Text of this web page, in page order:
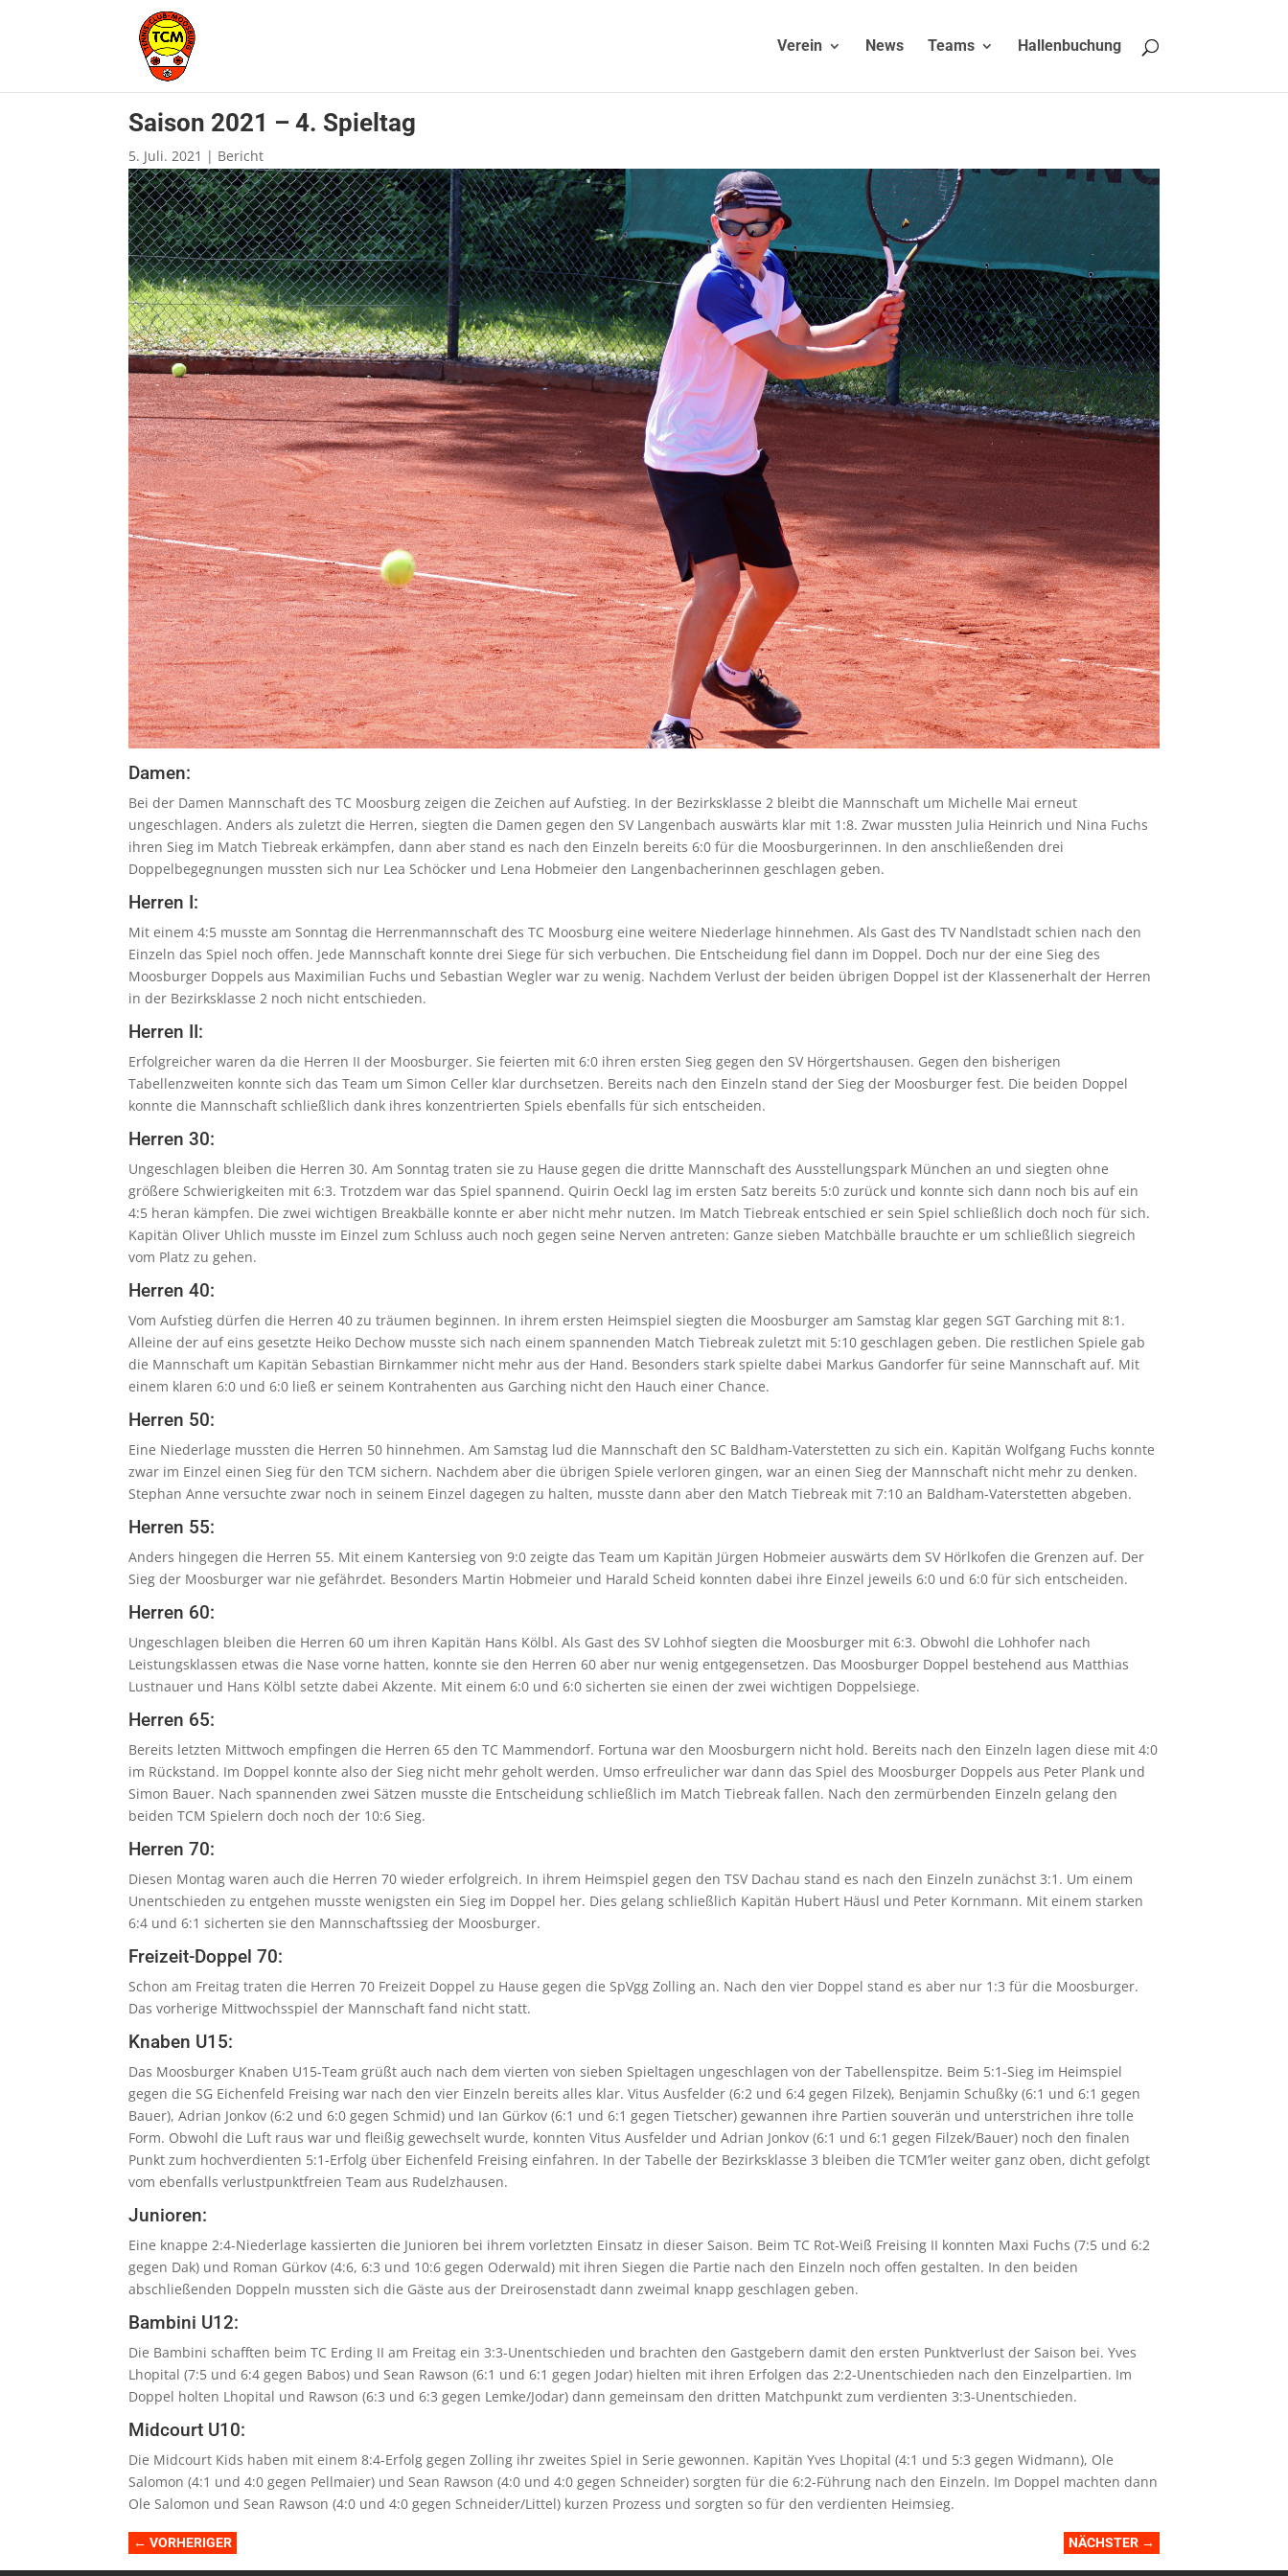
Verein News Teams Hallenbuchung
Saison 2021 – 4. Spieltag
5. Juli. 2021 | Bericht
Damen:
Bei der Damen Mannschaft des TC Moosburg zeigen die Zeichen auf Aufstieg. In der Bezirksklasse 2 bleibt die Mannschaft um Michelle Mai erneut
ungeschlagen. Anders als zuletzt die Herren, siegten die Damen gegen den SV Langenbach auswärts klar mit 1:8. Zwar mussten Julia Heinrich und Nina Fuchs
ihren Sieg im Match Tiebreak erkämpfen, dann aber stand es nach den Einzeln bereits 6:0 für die Moosburgerinnen. In den anschließenden drei
Doppelbegegnungen mussten sich nur Lea Schöcker und Lena Hobmeier den Langenbacherinnen geschlagen geben.
Herren I:
Mit einem 4:5 musste am Sonntag die Herrenmannschaft des TC Moosburg eine weitere Niederlage hinnehmen. Als Gast des TV Nandlstadt schien nach den
Einzeln das Spiel noch offen. Jede Mannschaft konnte drei Siege für sich verbuchen. Die Entscheidung fiel dann im Doppel. Doch nur der eine Sieg des
Moosburger Doppels aus Maximilian Fuchs und Sebastian Wegler war zu wenig. Nachdem Verlust der beiden übrigen Doppel ist der Klassenerhalt der Herren
in der Bezirksklasse 2 noch nicht entschieden.
Herren II:
Erfolgreicher waren da die Herren II der Moosburger. Sie feierten mit 6:0 ihren ersten Sieg gegen den SV Hörgertshausen. Gegen den bisherigen
Tabellenzweiten konnte sich das Team um Simon Celler klar durchsetzen. Bereits nach den Einzeln stand der Sieg der Moosburger fest. Die beiden Doppel
konnte die Mannschaft schließlich dank ihres konzentrierten Spiels ebenfalls für sich entscheiden.
Herren 30:
Ungeschlagen bleiben die Herren 30. Am Sonntag traten sie zu Hause gegen die dritte Mannschaft des Ausstellungspark München an und siegten ohne
größere Schwierigkeiten mit 6:3. Trotzdem war das Spiel spannend. Quirin Oeckl lag im ersten Satz bereits 5:0 zurück und konnte sich dann noch bis auf ein
4:5 heran kämpfen. Die zwei wichtigen Breakbälle konnte er aber nicht mehr nutzen. Im Match Tiebreak entschied er sein Spiel schließlich doch noch für sich.
Kapitän Oliver Uhlich musste im Einzel zum Schluss auch noch gegen seine Nerven antreten: Ganze sieben Matchbälle brauchte er um schließlich siegreich
vom Platz zu gehen.
Herren 40:
Vom Aufstieg dürfen die Herren 40 zu träumen beginnen. In ihrem ersten Heimspiel siegten die Moosburger am Samstag klar gegen SGT Garching mit 8:1.
Alleine der auf eins gesetzte Heiko Dechow musste sich nach einem spannenden Match Tiebreak zuletzt mit 5:10 geschlagen geben. Die restlichen Spiele gab
die Mannschaft um Kapitän Sebastian Birnkammer nicht mehr aus der Hand. Besonders stark spielte dabei Markus Gandorfer für seine Mannschaft auf. Mit
einem klaren 6:0 und 6:0 ließ er seinem Kontrahenten aus Garching nicht den Hauch einer Chance.
Herren 50:
Eine Niederlage mussten die Herren 50 hinnehmen. Am Samstag lud die Mannschaft den SC Baldham-Vaterstetten zu sich ein. Kapitän Wolfgang Fuchs konnte
zwar im Einzel einen Sieg für den TCM sichern. Nachdem aber die übrigen Spiele verloren gingen, war an einen Sieg der Mannschaft nicht mehr zu denken.
Stephan Anne versuchte zwar noch in seinem Einzel dagegen zu halten, musste dann aber den Match Tiebreak mit 7:10 an Baldham-Vaterstetten abgeben.
Herren 55:
Anders hingegen die Herren 55. Mit einem Kantersieg von 9:0 zeigte das Team um Kapitän Jürgen Hobmeier auswärts dem SV Hörlkofen die Grenzen auf. Der
Sieg der Moosburger war nie gefährdet. Besonders Martin Hobmeier und Harald Scheid konnten dabei ihre Einzel jeweils 6:0 und 6:0 für sich entscheiden.
Herren 60:
Ungeschlagen bleiben die Herren 60 um ihren Kapitän Hans Kölbl. Als Gast des SV Lohhof siegten die Moosburger mit 6:3. Obwohl die Lohhofer nach
Leistungsklassen etwas die Nase vorne hatten, konnte sie den Herren 60 aber nur wenig entgegensetzen. Das Moosburger Doppel bestehend aus Matthias
Lustnauer und Hans Kölbl setzte dabei Akzente. Mit einem 6:0 und 6:0 sicherten sie einen der zwei wichtigen Doppelsiege.
Herren 65:
Bereits letzten Mittwoch empfingen die Herren 65 den TC Mammendorf. Fortuna war den Moosburgern nicht hold. Bereits nach den Einzeln lagen diese mit 4:0
im Rückstand. Im Doppel konnte also der Sieg nicht mehr geholt werden. Umso erfreulicher war dann das Spiel des Moosburger Doppels aus Peter Plank und
Simon Bauer. Nach spannenden zwei Sätzen musste die Entscheidung schließlich im Match Tiebreak fallen. Nach den zermürbenden Einzeln gelang den
beiden TCM Spielern doch noch der 10:6 Sieg.
Herren 70:
Diesen Montag waren auch die Herren 70 wieder erfolgreich. In ihrem Heimspiel gegen den TSV Dachau stand es nach den Einzeln zunächst 3:1. Um einem
Unentschieden zu entgehen musste wenigsten ein Sieg im Doppel her. Dies gelang schließlich Kapitän Hubert Häusl und Peter Kornmann. Mit einem starken
6:4 und 6:1 sicherten sie den Mannschaftssieg der Moosburger.
Freizeit-Doppel 70:
Schon am Freitag traten die Herren 70 Freizeit Doppel zu Hause gegen die SpVgg Zolling an. Nach den vier Doppel stand es aber nur 1:3 für die Moosburger.
Das vorherige Mittwochsspiel der Mannschaft fand nicht statt.
Knaben U15:
Das Moosburger Knaben U15-Team grüßt auch nach dem vierten von sieben Spieltagen ungeschlagen von der Tabellenspitze. Beim 5:1-Sieg im Heimspiel
gegen die SG Eichenfeld Freising war nach den vier Einzeln bereits alles klar. Vitus Ausfelder (6:2 und 6:4 gegen Filzek), Benjamin Schußky (6:1 und 6:1 gegen
Bauer), Adrian Jonkov (6:2 und 6:0 gegen Schmid) und Ian Gürkov (6:1 und 6:1 gegen Tietscher) gewannen ihre Partien souverän und unterstrichen ihre tolle
Form. Obwohl die Luft raus war und fleißig gewechselt wurde, konnten Vitus Ausfelder und Adrian Jonkov (6:1 und 6:1 gegen Filzek/Bauer) noch den finalen
Punkt zum hochverdienten 5:1-Erfolg über Eichenfeld Freising einfahren. In der Tabelle der Bezirksklasse 3 bleiben die TCM’ler weiter ganz oben, dicht gefolgt
vom ebenfalls verlustpunktfreien Team aus Rudelzhausen.
Junioren:
Eine knappe 2:4-Niederlage kassierten die Junioren bei ihrem vorletzten Einsatz in dieser Saison. Beim TC Rot-Weiß Freising II konnten Maxi Fuchs (7:5 und 6:2
gegen Dak) und Roman Gürkov (4:6, 6:3 und 10:6 gegen Oderwald) mit ihren Siegen die Partie nach den Einzeln noch offen gestalten. In den beiden
abschließenden Doppeln mussten sich die Gäste aus der Dreirosenstadt dann zweimal knapp geschlagen geben.
Bambini U12:
Die Bambini schafften beim TC Erding II am Freitag ein 3:3-Unentschieden und brachten den Gastgebern damit den ersten Punktverlust der Saison bei. Yves
Lhopital (7:5 und 6:4 gegen Babos) und Sean Rawson (6:1 und 6:1 gegen Jodar) hielten mit ihren Erfolgen das 2:2-Unentschieden nach den Einzelpartien. Im
Doppel holten Lhopital und Rawson (6:3 und 6:3 gegen Lemke/Jodar) dann gemeinsam den dritten Matchpunkt zum verdienten 3:3-Unentschieden.
Midcourt U10:
Die Midcourt Kids haben mit einem 8:4-Erfolg gegen Zolling ihr zweites Spiel in Serie gewonnen. Kapitän Yves Lhopital (4:1 und 5:3 gegen Widmann), Ole
Salomon (4:1 und 4:0 gegen Pellmaier) und Sean Rawson (4:0 und 4:0 gegen Schneider) sorgten für die 6:2-Führung nach den Einzeln. Im Doppel machten dann
Ole Salomon und Sean Rawson (4:0 und 4:0 gegen Schneider/Littel) kurzen Prozess und sorgten so für den verdienten Heimsieg.
←VORHERIGER NÄCHSTER→